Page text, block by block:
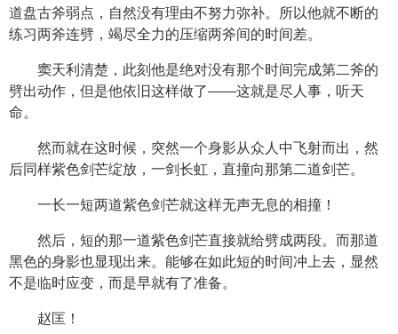
道盘古斧弱点，自然没有理由不努力弥补。所以他就不断的
练习两斧连劈，竭尽全力的压缩两斧间的时间差。
窦天利清楚，此刻他是绝对没有那个时间完成第二斧的
劈出动作，但是他依旧这样做了——这就是尽人事，听天
命。
然而就在这时候，突然一个身影从众人中飞射而出，然
后同样紫色剑芒绽放，一剑长虹，直撞向那第二道剑芒。
一长一短两道紫色剑芒就这样无声无息的相撞！
然后，短的那一道紫色剑芒直接就给劈成两段。而那道
黑色的身影也显现出来。能够在如此短的时间冲上去，显然
不是临时应变，而是早就有了准备。
赵匡！